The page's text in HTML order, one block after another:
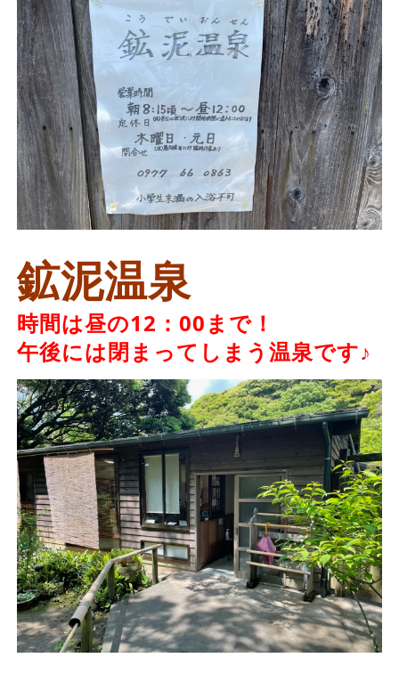
鉱泥温泉
時間は昼の12：00まで！
午後には閉まってしまう温泉です♪